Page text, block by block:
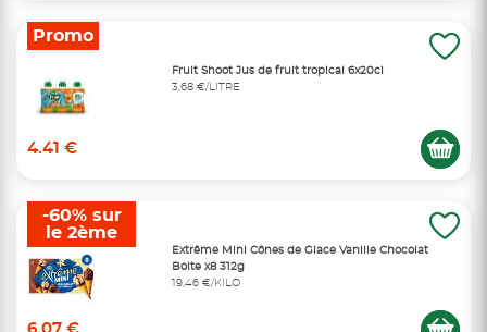
Fruit Shoot Jus de fruit tropical 6x20cl
3,68 €/LITRE
4.41 €
Promo
Extrême Mini Cônes de Glace Vanille Chocolat
Boite x8 312g
19,46 €/KILO
6.07 €
-60% sur
le 2ème